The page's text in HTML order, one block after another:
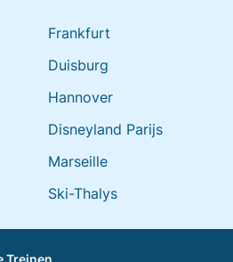
Frankfurt
Duisburg
Hannover
Disneyland Parijs
Marseille
Ski-Thalys
Treinen